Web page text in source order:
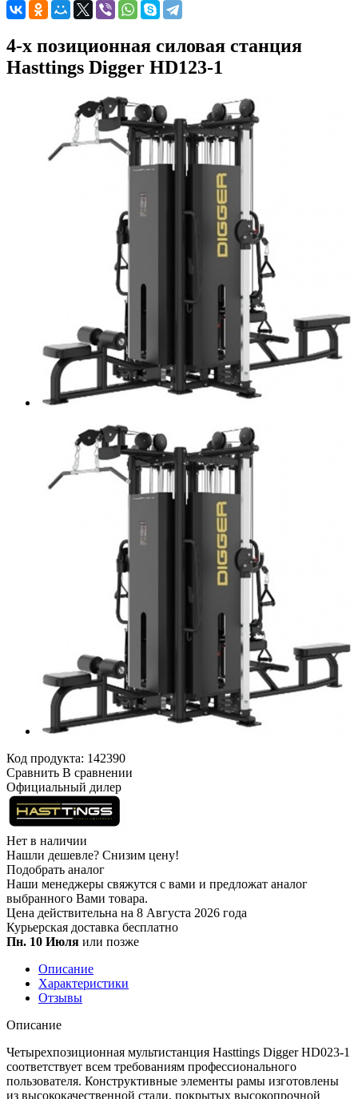
4-х позиционная силовая станция
Hasttings Digger HD123-1
Код продукта: 142390
Сравнить В сравнении
Официальный дилер
Нет в наличии
Нашли дешевле? Снизим цену!
Подобрать аналог
Наши менеджеры свяжутся с вами и предложат аналог
выбранного Вами товара.
Цена действительна на 8 Августа 2026 года
Курьерская доставка бесплатно
Пн. 10 Июля или позже
Описание
Характеристики
Отзывы
Описание
Четырехпозиционная мультистанция Hasttings Digger HD023-1
соответствует всем требованиям профессионального
пользователя. Конструктивные элементы рамы изготовлены
из высококачественной стали, покрытых высокопрочной